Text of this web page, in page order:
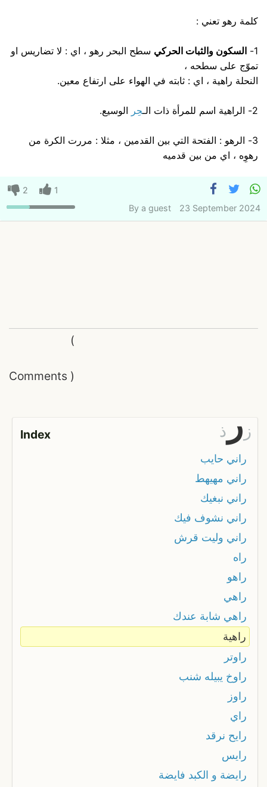
كلمة رهو تعني :
1- السكون والثبات الحركي سطح البحر رهو ، اي : لا تضاريس او
تموّج على سطحه ،
النحلة راهية ، اي : ثابته في الهواء على ارتفاع معين.
2- الراهية اسم للمرأة ذات الـ حِر الوسيع.
3- الرهو : الفتحة التي بين القدمين ، مثلا : مررت الكرة من
رهوِه ، اي من بين قدميه
2
1
By a guest 23 September 2024
Comments
(
)
Index ذ ر ز
راني حايب
راني مهيهط
راني نبغيك
راني نشوف فيك
راني وليت قرش
راه
راهو
راهي
راهي شابة عندك
راهية
راوتر
راوخ يبيله شنب
راوز
راي
رايح نرقد
رايس
رايضة و الكبد فايضة